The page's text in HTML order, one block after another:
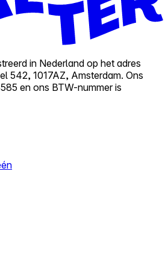
in Nederland op het adres
542, 1017AZ, Amsterdam. Ons
en ons BTW-nummer is